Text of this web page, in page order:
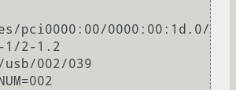
pci0000:00/0000:00:1d.0/
1/2-1.2
002/039